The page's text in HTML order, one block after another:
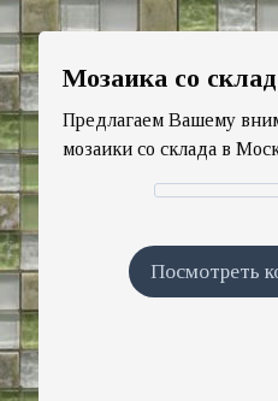
Мозаика со
Предлагаем Вашему
мозаики со склада в
Посмотреть